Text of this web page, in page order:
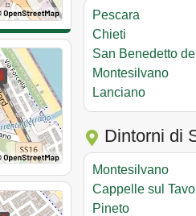
Pescara
Chieti
San Benedetto
Montesilvano
Lanciano
Dintorni di
Montesilvano
Cappelle sul Tavo
Pineto